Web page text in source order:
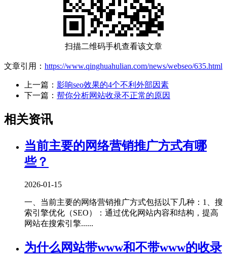
扫描二维码手机查看该文章
文章引用： https://www.qinghuahulian.com/news/webseo/635.html
上一篇： 影响seo效果的4个不利外部因素
下一篇： 帮你分析网站收录不正常的原因
相关资讯
当前主要的网络营销推广方式有哪
些？
2026-01-15
一、当前主要的网络营销推广方式包括以下几种‌：1、‌搜
索引擎优化（SEO）‌：通过优化网站内容和结构，提高
网站在搜索引擎......
为什么网站带www和不带www的收录